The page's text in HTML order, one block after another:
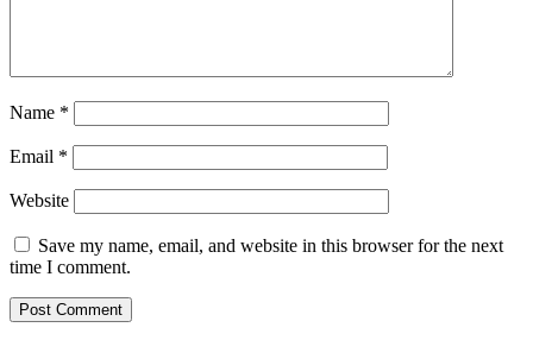
Name *
Email *
Website
Save my name, email, and website in this browser for the next
time I comment.